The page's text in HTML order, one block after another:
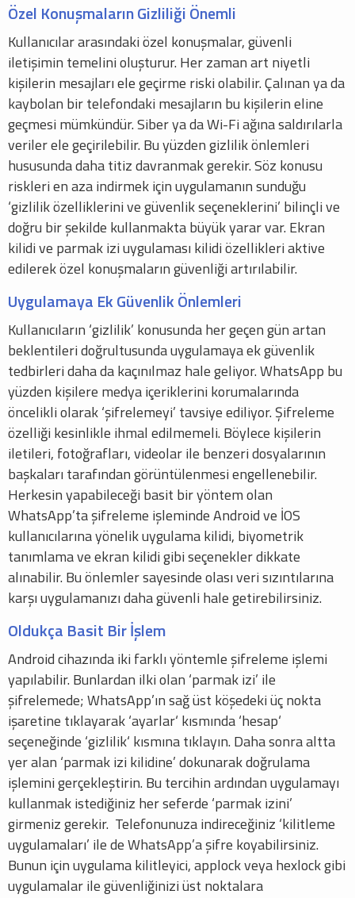
Özel Konuşmaların Gizliliği Önemli
Kullanıcılar arasındaki özel konuşmalar, güvenli
iletişimin temelini oluşturur. Her zaman art niyetli
kişilerin mesajları ele geçirme riski olabilir. Çalınan ya da
kaybolan bir telefondaki mesajların bu kişilerin eline
geçmesi mümkündür. Siber ya da Wi-Fi ağına saldırılarla
veriler ele geçirilebilir. Bu yüzden gizlilik önlemleri
hususunda daha titiz davranmak gerekir. Söz konusu
riskleri en aza indirmek için uygulamanın sunduğu
‘gizlilik özelliklerini ve güvenlik seçeneklerini’ bilinçli ve
doğru bir şekilde kullanmakta büyük yarar var. Ekran
kilidi ve parmak izi uygulaması kilidi özellikleri aktive
edilerek özel konuşmaların güvenliği artırılabilir.
Uygulamaya Ek Güvenlik Önlemleri
Kullanıcıların ‘gizlilik’ konusunda her geçen gün artan
beklentileri doğrultusunda uygulamaya ek güvenlik
tedbirleri daha da kaçınılmaz hale geliyor. WhatsApp bu
yüzden kişilere medya içeriklerini korumalarında
öncelikli olarak ‘şifrelemeyi’ tavsiye ediliyor. Şifreleme
özelliği kesinlikle ihmal edilmemeli. Böylece kişilerin
iletileri, fotoğrafları, videolar ile benzeri dosyalarının
başkaları tarafından görüntülenmesi engellenebilir.
Herkesin yapabileceği basit bir yöntem olan
WhatsApp’ta şifreleme işleminde Android ve İOS
kullanıcılarına yönelik uygulama kilidi, biyometrik
tanımlama ve ekran kilidi gibi seçenekler dikkate
alınabilir. Bu önlemler sayesinde olası veri sızıntılarına
karşı uygulamanızı daha güvenli hale getirebilirsiniz.
Oldukça Basit Bir İşlem
Android cihazında iki farklı yöntemle şifreleme işlemi
yapılabilir. Bunlardan ilki olan ‘parmak izi’ ile
şifrelemede; WhatsApp’ın sağ üst köşedeki üç nokta
işaretine tıklayarak ‘ayarlar‘ kısmında ‘hesap‘
seçeneğinde ‘gizlilik‘ kısmına tıklayın. Daha sonra altta
yer alan ‘parmak izi kilidine’ dokunarak doğrulama
işlemini gerçekleştirin. Bu tercihin ardından uygulamayı
kullanmak istediğiniz her seferde ‘parmak izini’
girmeniz gerekir. Telefonunuza indireceğiniz ‘kilitleme
uygulamaları’ ile de WhatsApp’a şifre koyabilirsiniz.
Bunun için uygulama kilitleyici, applock veya hexlock gibi
uygulamalar ile güvenliğinizi üst noktalara